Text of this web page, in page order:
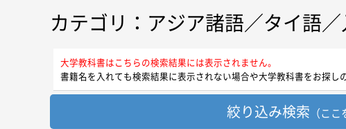
カテゴリ：アジア諸語／タイ語
大学教科書はこちらの検索結果には表示されません。
書籍名を入れても検索結果に表示されない場合や大学教科書をお探し
絞り込み検索 （こ